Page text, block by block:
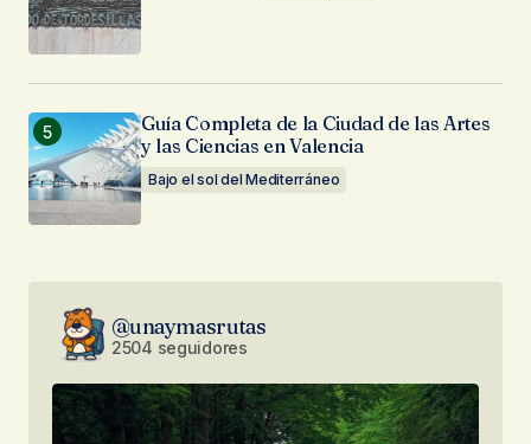
Guía Completa de la Ciudad de las Artes
y las Ciencias en Valencia
Bajo el sol del Mediterráneo
@unaymasrutas
2504 seguidores